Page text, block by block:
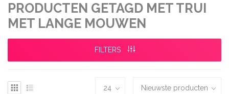
PRODUCTEN GETAGD MET TRUI
MET LANGE MOUWEN
FILTERS